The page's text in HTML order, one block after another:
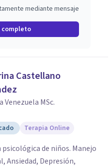
mediante mensaje
completo
Castellano
Venezuela MSc.
Terapia Online
de niños. Manejo
Ansiedad, Depresión,